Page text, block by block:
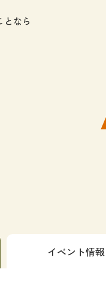
となら
イベント情報